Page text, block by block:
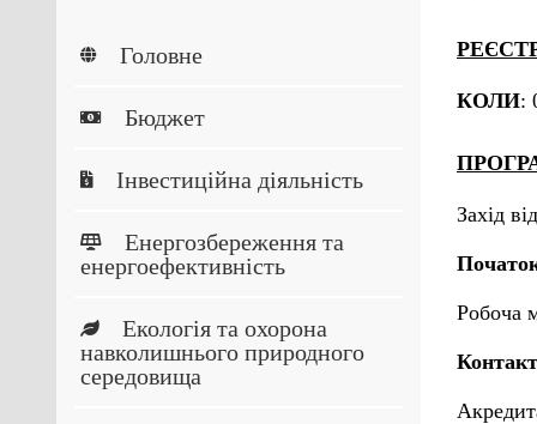
Головне
Бюджет
Інвестиційна діяльність
Енергозбереження та
енергоефективність
Екологія та охорона
навколишнього природного
середовища
КОЛИ:
Захід
Робоча